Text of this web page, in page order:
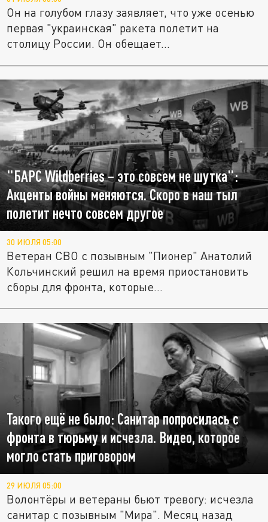
Он на голубом глазу заявляет, что уже осенью
первая "украинская" ракета полетит на
столицу России. Он обещает...
"БАРС Wildberries – это совсем не шутка":
Акценты войны меняются. Скоро в наш тыл
полетит нечто совсем другое
30 ИЮЛЯ 05:00
Ветеран СВО с позывным "Пионер" Анатолий
Кольчинский решил на время приостановить
сборы для фронта, которые...
Такого ещё не было: Санитар попросилась с
фронта в тюрьму и исчезла. Видео, которое
могло стать приговором
29 ИЮЛЯ 05:00
Волонтёры и ветераны бьют тревогу: исчезла
санитар с позывным "Мира". Месяц назад